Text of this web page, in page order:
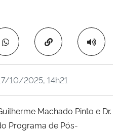
e Comunicações
Copiar para área
10/2025, 14h21
Machado Pinto e Dr.
Programa de Pós-